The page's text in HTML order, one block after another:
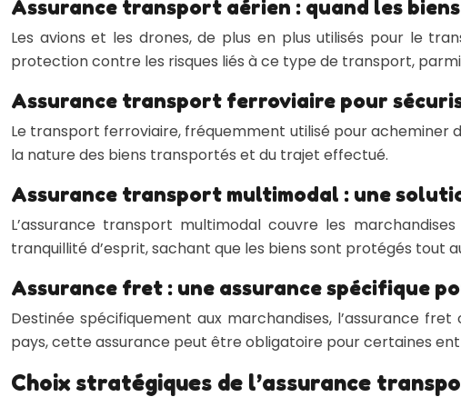
Assurance transport aérien : quand les
Les avions et les drones, de plus en plus utilisés pour le
protection contre les risques liés à ce type de transport,
Assurance transport ferroviaire pour
Le transport ferroviaire, fréquemment utilisé pour acheminer
la nature des biens transportés et du trajet effectué.
Assurance transport multimodal : une
L’assurance transport multimodal couvre les
tranquillité d’esprit, sachant que les biens sont protégés tout
Assurance fret : une assurance spécifique
Destinée spécifiquement aux marchandises, l’assurance
pays, cette assurance peut être obligatoire pour certaines
Choix stratégiques de l’assurance